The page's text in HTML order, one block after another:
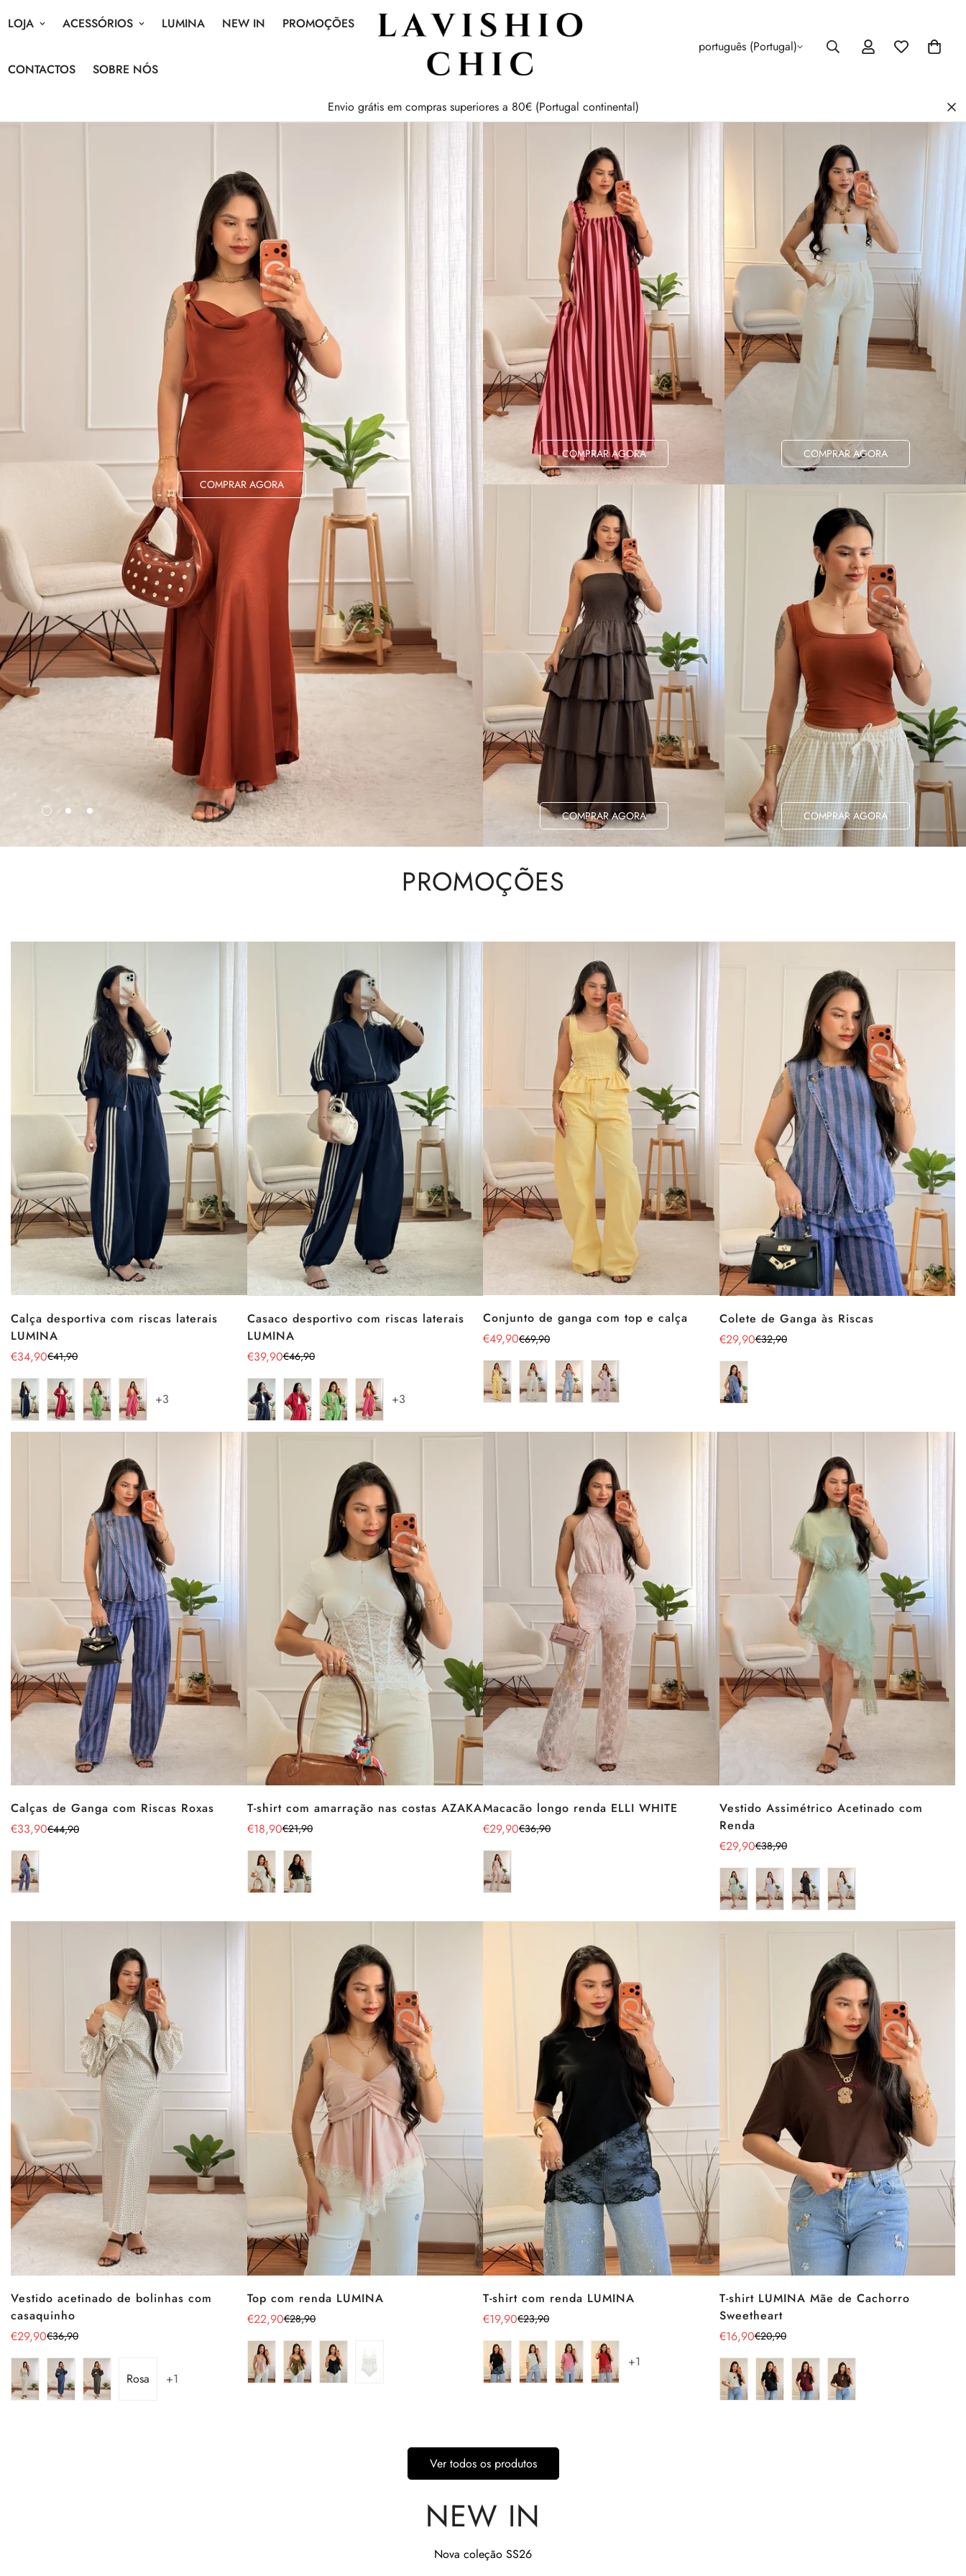
LOJA ACESSÓRIOS LUMINA NEW IN PROMOÇÕES
CONTACTOS SOBRE NÓS
português (Portugal)
Envio grátis em compras superiores a 80€ (Portugal continental)
COMPRAR AGORA
COMPRAR AGORA COMPRAR AGORA
COMPRAR AGORA COMPRAR AGORA
PROMOÇÕES
Calça desportiva com riscas laterais
LUMINA
Preço
de
venda
€34,90
Preço
regular
€41,90
+3
Casaco desportivo com riscas laterais
LUMINA
Preço
de
venda
€39,90
Preço
regular
€46,90
+3
Conjunto de ganga com top e calça
Preço
de
venda
€49,90
Preço
regular
€69,90
Colete de Ganga às Riscas
Preço
de
venda
€29,90
Preço
regular
€32,90
Calças de Ganga com Riscas Roxas
Preço
de
venda
€33,90
Preço
regular
€44,90
T-shirt com amarração nas costas AZAKA
Preço
de
venda
€18,90
Preço
regular
€21,90
Macacão longo renda ELLI WHITE
Preço
de
venda
€29,90
Preço
regular
€36,90
Vestido Assimétrico Acetinado com
Renda
Preço
de
venda
€29,90
Preço
regular
€38,90
Vestido acetinado de bolinhas com
casaquinho
Preço
de
venda
€29,90
Preço
regular
€36,90
Rosa +1
Top com renda LUMINA
Preço
de
venda
€22,90
Preço
regular
€28,90
T-shirt com renda LUMINA
Preço
de
venda
€19,90
Preço
regular
€23,90
+1
T-shirt LUMINA Mãe de Cachorro
Sweetheart
Preço
de
venda
€16,90
Preço
regular
€20,90
Ver todos os produtos
NEW IN
Nova coleção SS26